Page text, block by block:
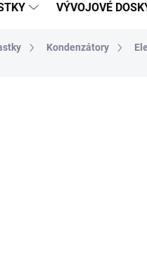
VÝVOJOVÉ
Kondenzátory